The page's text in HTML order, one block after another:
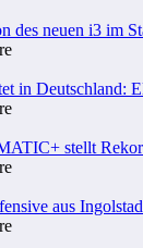
des neuen i3 im
in Deutschland:
stellt
aus